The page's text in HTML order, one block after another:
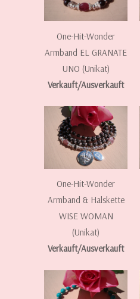
One-Hit-Wonder
Armband EL GRANATE
UNO (Unikat)
Verkauft/Ausverkauft
One-Hit-Wonder
Armband & Halskette
WISE WOMAN
(Unikat)
Verkauft/Ausverkauft